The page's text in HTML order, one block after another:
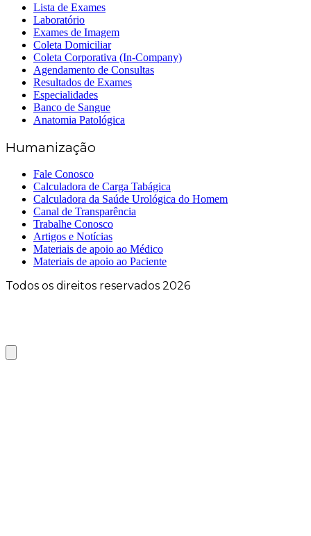
Lista de Exames
Laboratório
Exames de Imagem
Coleta Domiciliar
Coleta Corporativa (In-Company)
Agendamento de Consultas
Resultados de Exames
Especialidades
Banco de Sangue
Anatomia Patológica
Humanização
Fale Conosco
Calculadora de Carga Tabágica
Calculadora da Saúde Urológica do Homem
Canal de Transparência
Trabalhe Conosco
Artigos e Notícias
Materiais de apoio ao Médico
Materiais de apoio ao Paciente
Todos os direitos reservados 2026